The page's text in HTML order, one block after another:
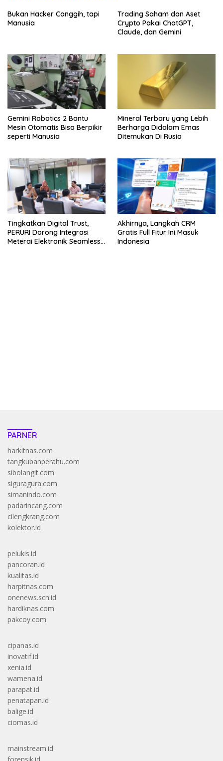
Bukan Hacker Canggih, tapi
Manusia
Trading Saham dan Aset
Crypto Pakai ChatGPT,
Claude, dan Gemini
Gemini Robotics 2 Bantu
Mesin Otomatis Bisa Berpikir
seperti Manusia
Mineral Terbaru yang Lebih
Berharga Didalam Emas
Ditemukan Di Rusia
Tingkatkan Digital Trust,
PERURI Dorong Integrasi
Meterai Elektronik Seamless
Akhirnya, Langkah CRM
Gratis Full Fitur Ini Masuk
Indonesia
PARNER
harkitnas.com
tangkubanperahu.com
sibolangit.com
siguragura.com
simanindo.com
padarincang.com
cilengkrang.com
kolektor.id
pelukis.id
pancoran.id
kualitas.id
harpitnas.com
onenews.sch.id
hardiknas.com
pakcoy.com
cipanas.id
inovatif.id
xenia.id
wamena.id
parapat.id
penatapan.id
balige.id
ciomas.id
mainstream.id